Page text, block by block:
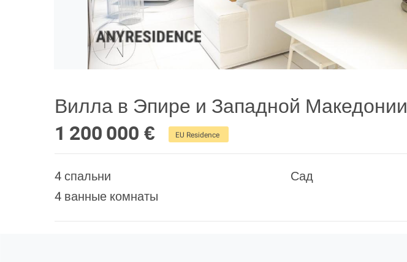
Вилла в Эпире и Западной Македонии
1 200 000 €
EU Residence
4 спальни
4 ванные комнаты
Сад